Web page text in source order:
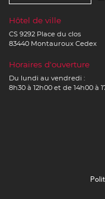
Hôtel de ville
CS 9292 Place du clos
83440 Montauroux Cedex
Horaires d'ouverture
Du lundi au vendredi :
8h30 à 12h00 et de 14h00 à